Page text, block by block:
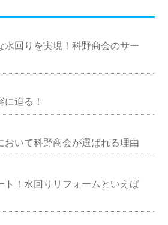
水回りを実現！科野商会のサー
迫る！
おいて科野商会が選ばれる理由
ト！水回りリフォームといえば